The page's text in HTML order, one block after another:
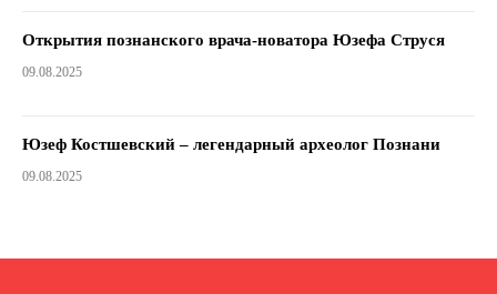
Открытия познанского врача-новатора Юзефа Струся
09.08.2025
Юзеф Костшевский – легендарный археолог Познани
09.08.2025